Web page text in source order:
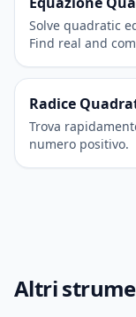
Solve quadratic
Find real and
Radice
Trova
numero positivo.
Altri